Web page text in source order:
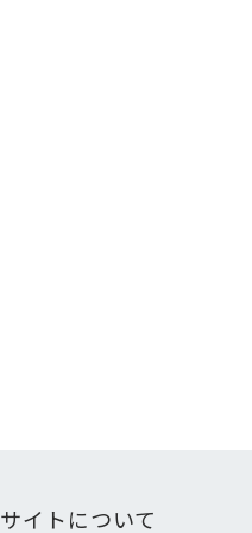
サイトについて